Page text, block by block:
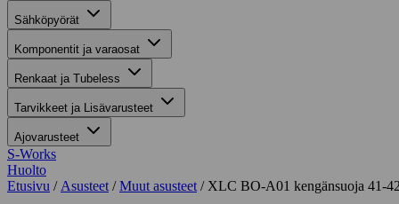
Sähköpyörät
Komponentit ja varaosat
Renkaat ja Tubeless
Tarvikkeet ja Lisävarusteet
Ajovarusteet
S-Works
Huolto
Etusivu / Asusteet /Muut asusteet / XLC BO-A01 kengänsuoja 41-